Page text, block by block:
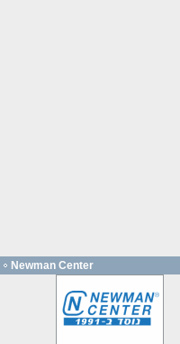
Newman Center